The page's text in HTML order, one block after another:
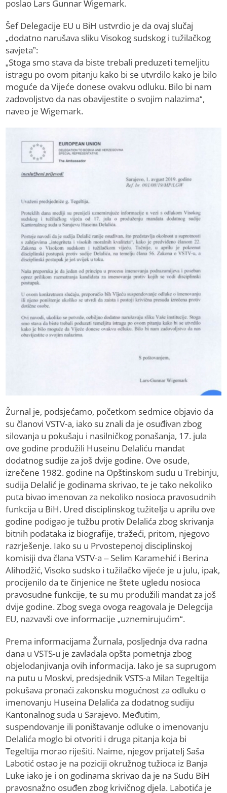
poslao Lars Gunnar Wigemark.
Šef Delegacije EU u BiH ustvrdio je da ovaj slučaj
„dodatno narušava sliku Visokog sudskog i tužilačkog
savjeta”:
„Stoga smo stava da biste trebali preduzeti temeljitu
istragu po ovom pitanju kako bi se utvrdilo kako je bilo
moguće da Vijeće donese ovakvu odluku. Bilo bi nam
zadovoljstvo da nas obavijestite o svojim nalazima“,
naveo je Wigemark.
Žurnal je, podsjećamo, početkom sedmice objavio da
su članovi VSTV-a, iako su znali da je osuđivan zbog
silovanja u pokušaju i nasilničkog ponašanja, 17. jula
ove godine produžili Huseinu Delaliću mandat
dodatnog sudije za još dvije godine. Ove osude,
izrečene 1982. godine na Opštinskom sudu u Trebinju,
sudija Delalić je godinama skrivao, te je tako nekoliko
puta bivao imenovan za nekoliko nosioca pravosudnih
funkcija u BiH. Ured disciplinskog tužitelja u aprilu ove
godine podigao je tužbu protiv Delalića zbog skrivanja
bitnih podataka iz biografije, tražeći, pritom, njegovo
razrješenje. Iako su u Prvostepenoj disciplinskoj
komisiji dva člana VSTV-a – Selim Karamehić i Berina
Alihodžić, Visoko sudsko i tužilačko vijeće je u julu, ipak,
procijenilo da te činjenice ne štete ugledu nosioca
pravosudne funkcije, te su mu produžili mandat za još
dvije godine. Zbog svega ovoga reagovala je Delegcija
EU, nazvavši ove informacije „uznemirujućim“.
Prema informacijama Žurnala, posljednja dva radna
dana u VSTS-u je zavladala opšta pometnja zbog
objelodanjivanja ovih informacija. Iako je sa suprugom
na putu u Moskvi, predsjednik VSTS-a Milan Tegeltija
pokušava pronaći zakonsku mogućnost za odluku o
imenovanju Huseina Delalića za dodatnog sudiju
Kantonalnog suda u Sarajevo. Međutim,
suspendovanje ili poništavanje odluke o imenovanju
Delalića moglo bi otvoriti i druga pitanja koja bi
Tegeltija morao riješiti. Naime, njegov prijatelj Saša
Labotić ostao je na poziciji okružnog tužioca iz Banja
Luke iako je i on godinama skrivao da je na Sudu BiH
pravosnažno osuđen zbog krivičnog djela. Labotića je